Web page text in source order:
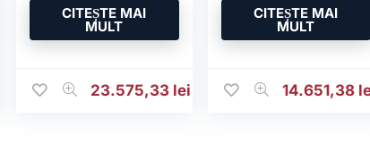
CITEȘTE MAI
MULT
23.575,33 lei
CITEȘTE MAI
MULT
14.651,38